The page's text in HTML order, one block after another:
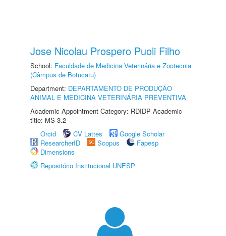
Jose Nicolau Prospero Puoli Filho
School: Faculdade de Medicina Veterinária e Zootecnia
(Câmpus de Botucatu)
Department: DEPARTAMENTO DE PRODUÇÃO
ANIMAL E MEDICINA VETERINÁRIA PREVENTIVA
Academic Appointment Category: RDIDP Academic
title: MS-3.2
Orcid
CV Lattes
Google Scholar
ResearcherID
Scopus
Fapesp
Dimensions
Repositório Institucional UNESP